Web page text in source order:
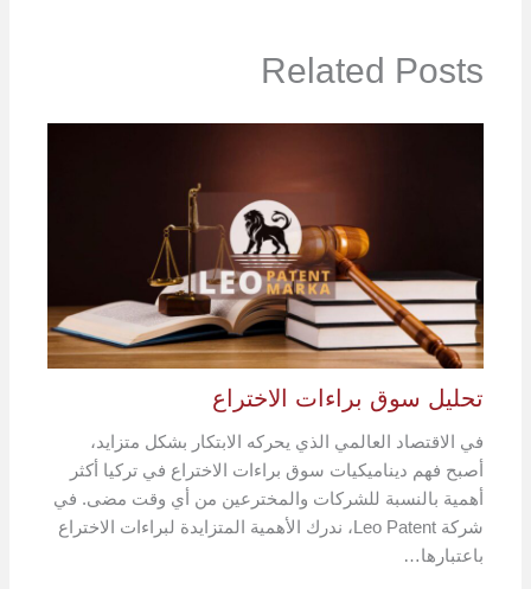
Related Posts
تحليل سوق براءات الاختراع
في الاقتصاد العالمي الذي يحركه الابتكار بشكل متزايد،
أصبح فهم ديناميكيات سوق براءات الاختراع في تركيا أكثر
أهمية بالنسبة للشركات والمخترعين من أي وقت مضى. في
شركة Leo Patent، ندرك الأهمية المتزايدة لبراءات الاختراع
باعتبارها…